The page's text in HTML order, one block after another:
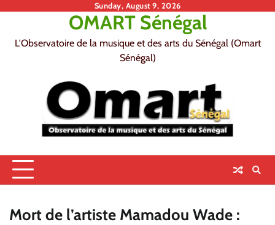
Sunday, August 9, 2026
OMART Sénégal
L'Observatoire de la musique et des arts du Sénégal (Omart
Sénégal)
Mort de l’artiste Mamadou Wade :